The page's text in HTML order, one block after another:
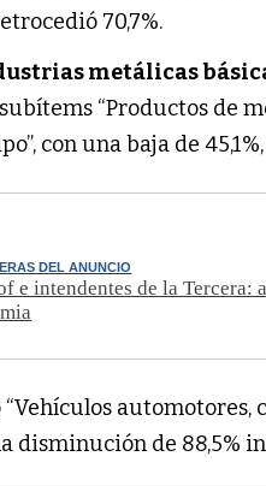
70,7%.
metálicas
“Productos de
con una baja de
DEL ANUNCIO
e intendentes de la Tercera:
automotores,
disminución de 88,5%